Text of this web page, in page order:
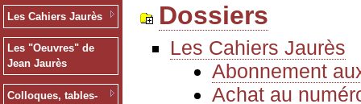
Les Cahiers Jaurès
Les "Oeuvres" de
Jean Jaurès
Colloques, tables-
Dossiers
Les Cahiers Jaurès
Abonnement
Achat au